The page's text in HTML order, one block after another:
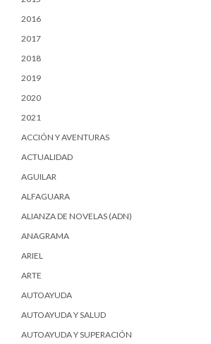
2016
2017
2018
2019
2020
2021
ACCIÓN Y AVENTURAS
ACTUALIDAD
AGUILAR
ALFAGUARA
ALIANZA DE NOVELAS (ADN)
ANAGRAMA
ARIEL
ARTE
AUTOAYUDA
AUTOAYUDA Y SALUD
AUTOAYUDA Y SUPERACIÓN